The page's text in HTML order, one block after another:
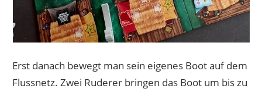
Erst danach bewegt man sein eigenes Boot auf dem
Flussnetz. Zwei Ruderer bringen das Boot um bis zu